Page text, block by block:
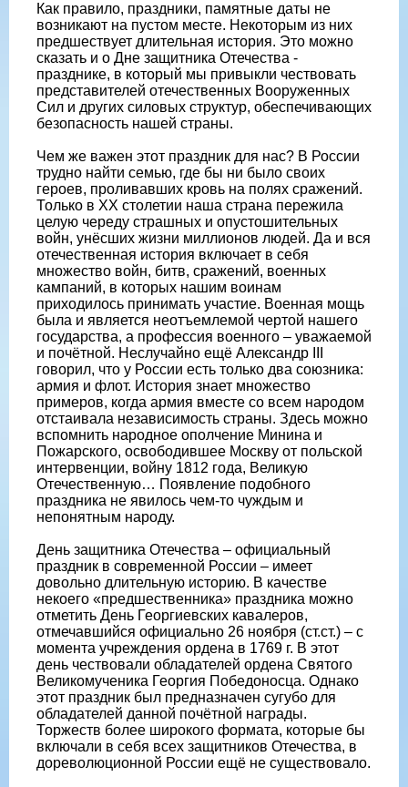
Как правило, праздники, памятные даты не
возникают на пустом месте. Некоторым из них
предшествует длительная история. Это можно
сказать и о Дне защитника Отечества -
празднике, в который мы привыкли чествовать
представителей отечественных Вооруженных
Сил и других силовых структур, обеспечивающих
безопасность нашей страны.
Чем же важен этот праздник для нас? В России
трудно найти семью, где бы ни было своих
героев, проливавших кровь на полях сражений.
Только в XX столетии наша страна пережила
целую череду страшных и опустошительных
войн, унёсших жизни миллионов людей. Да и вся
отечественная история включает в себя
множество войн, битв, сражений, военных
кампаний, в которых нашим воинам
приходилось принимать участие. Военная мощь
была и является неотъемлемой чертой нашего
государства, а профессия военного – уважаемой
и почётной. Неслучайно ещё Александр III
говорил, что у России есть только два союзника:
армия и флот. История знает множество
примеров, когда армия вместе со всем народом
отстаивала независимость страны. Здесь можно
вспомнить народное ополчение Минина и
Пожарского, освободившее Москву от польской
интервенции, войну 1812 года, Великую
Отечественную… Появление подобного
праздника не явилось чем-то чуждым и
непонятным народу.
День защитника Отечества – официальный
праздник в современной России – имеет
довольно длительную историю. В качестве
некоего «предшественника» праздника можно
отметить День Георгиевских кавалеров,
отмечавшийся официально 26 ноября (ст.ст.) – с
момента учреждения ордена в 1769 г. В этот
день чествовали обладателей ордена Святого
Великомученика Георгия Победоносца. Однако
этот праздник был предназначен сугубо для
обладателей данной почётной награды.
Торжеств более широкого формата, которые бы
включали в себя всех защитников Отечества, в
дореволюционной России ещё не существовало.